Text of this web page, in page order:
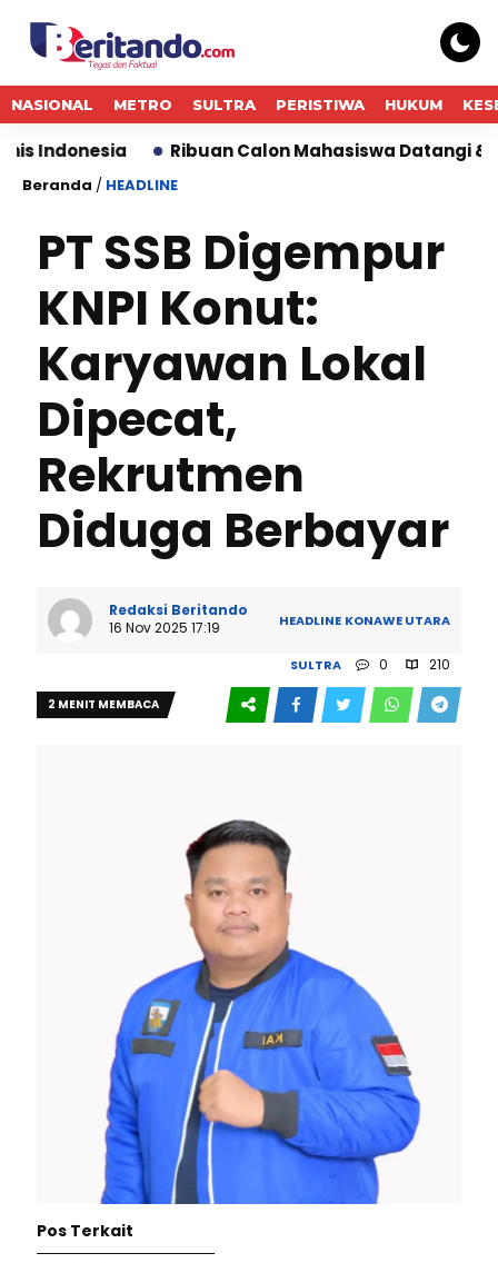
NASIONAL METRO SULTRA PERISTIWA HUKUM
Ribuan Calon Mahasiswa Datangi & Daftar
Beranda / HEADLINE
PT SSB Digempur
KNPI Konut:
Karyawan Lokal
Dipecat,
Rekrutmen
Diduga Berbayar
Redaksi Beritando
16 Nov 2025 17:19
HEADLINE KONAWE UTARA
SULTRA 0 210
2 MENIT MEMBACA
Pos Terkait